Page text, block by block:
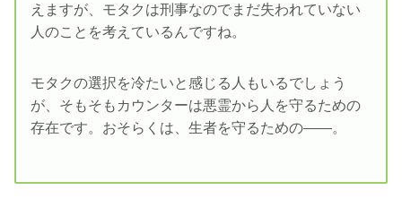
えますが、モタクは刑事なのでまだ失われていない
人のことを考えているんですね。
モタクの選択を冷たいと感じる人もいるでしょう
が、そもそもカウンターは悪霊から人を守るための
存在です。おそらくは、生者を守るための――。